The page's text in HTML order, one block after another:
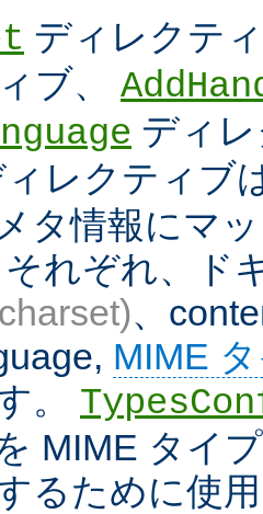
ディレクテ
ブ、
ディ
ィレクティブ
タ情報にマ
れぞれ、ド
charset)、
MIME
。
MIME タイ
るために使